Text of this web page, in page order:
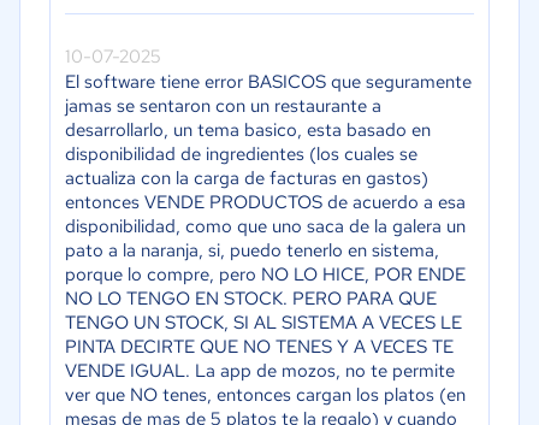
10-07-2025
El software tiene error BASICOS que seguramente
jamas se sentaron con un restaurante a
desarrollarlo, un tema basico, esta basado en
disponibilidad de ingredientes (los cuales se
actualiza con la carga de facturas en gastos)
entonces VENDE PRODUCTOS de acuerdo a esa
disponibilidad, como que uno saca de la galera un
pato a la naranja, si, puedo tenerlo en sistema,
porque lo compre, pero NO LO HICE, POR ENDE
NO LO TENGO EN STOCK. PERO PARA QUE
TENGO UN STOCK, SI AL SISTEMA A VECES LE
PINTA DECIRTE QUE NO TENES Y A VECES TE
VENDE IGUAL. La app de mozos, no te permite
ver que NO tenes, entonces cargan los platos (en
mesas de mas de 5 platos te la regalo) y cuando